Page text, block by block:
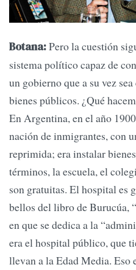
Botana:Pero la cuestión
sistema político capaz de
un gobierno que a su vez
bienes públicos. ¿Qué
En Argentina, en el año
nación de inmigrantes, con
reprimida; era instalar
términos, la escuela, el
son gratuitas. El hospital es
bellos del libro de Burucúa,
en que se dedica a la
era el hospital público, que
llevan a la Edad Media. Eso